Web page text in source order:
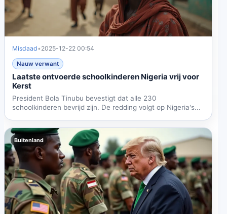
Misdaad• 2025-12-22 00:54
Nauw verwant
Laatste ontvoerde schoolkinderen Nigeria vrij voor
Kerst
President Bola Tinubu bevestigt dat alle 230
schoolkinderen bevrijd zijn. De redding volgt op Nigeria's...
Buitenland